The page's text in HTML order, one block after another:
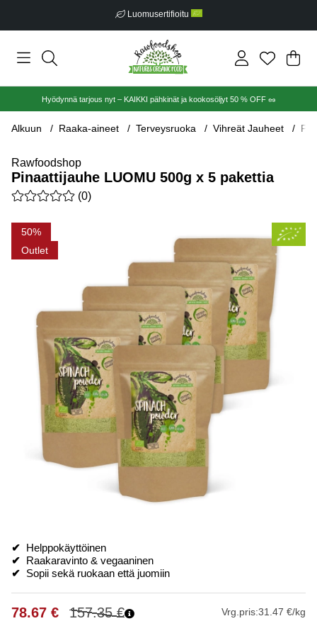
Luomusertifioitu
.
Hyödynnä tarjous nyt – KAIKKI pähkinät ja kookosöljyt 50 % OFF 🥜
Alkuun Raaka-aineet Terveysruoka Vihreät Jauheet
Rawfoodshop
Pinaattijauhe LUOMU 500g x 5 pakettia
Keskiarvoluokitus 0 / 5 Arvioiden määrä 0
(0)
50
Outlet
Tuotekuvat Pinaattijauhe LUOMU 500g x 5 pakettia
✔ Helppokäyttöinen
✔ Raakaravinto & vegaaninen
✔ Sopii sekä ruokaan että juomiin
157.35€
78.67 € Vrg.pris:31.47 €/kg